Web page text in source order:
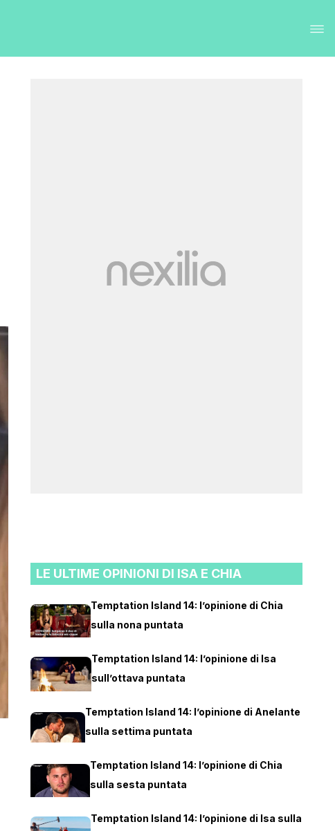
LE ULTIME OPINIONI DI ISA E CHIA
Temptation Island 14: l’opinione di Chia
sulla nona puntata
Temptation Island 14: l’opinione di Isa
sull’ottava puntata
Temptation Island 14: l’opinione di Anelante
sulla settima puntata
Temptation Island 14: l’opinione di Chia
sulla sesta puntata
Temptation Island 14: l’opinione di Isa sulla